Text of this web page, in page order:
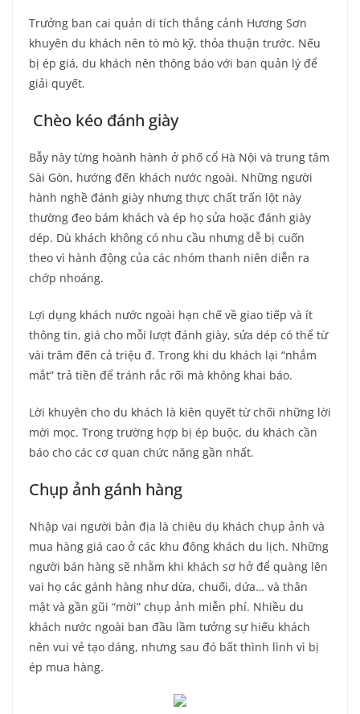
Trưởng ban cai quản di tích thắng cảnh Hương Sơn
khuyên du khách nên tò mò kỹ, thỏa thuận trước. Nếu
bị ép giá, du khách nên thông báo với ban quản lý để
giải quyết.
Chèo kéo đánh giày
Bẫy này từng hoành hành ở phố cổ Hà Nội và trung tâm
Sài Gòn, hướng đến khách nước ngoài. Những người
hành nghề đánh giày nhưng thực chất trấn lột này
thường đeo bám khách và ép họ sửa hoặc đánh giày
dép. Dù khách không có nhu cầu nhưng dễ bị cuốn
theo vì hành động của các nhóm thanh niên diễn ra
chớp nhoáng.
Lợi dụng khách nước ngoài hạn chế về giao tiếp và ít
thông tin, giá cho mỗi lượt đánh giày, sửa dép có thể từ
vài trăm đến cả triệu đ. Trong khi du khách lại “nhắm
mắt” trả tiền để tránh rắc rối mà không khai báo.
Lời khuyên cho du khách là kiên quyết từ chối những lời
mời mọc. Trong trường hợp bị ép buộc, du khách cần
báo cho các cơ quan chức năng gần nhất.
Chụp ảnh gánh hàng
Nhập vai người bản địa là chiêu dụ khách chụp ảnh và
mua hàng giá cao ở các khu đông khách du lịch. Những
người bán hàng sẽ nhằm khi khách sơ hở để quàng lên
vai họ các gánh hàng như dừa, chuối, dứa… và thân
mật và gần gũi “mời” chụp ảnh miễn phí. Nhiều du
khách nước ngoài ban đầu lầm tưởng sự hiếu khách
nên vui vẻ tạo dáng, nhưng sau đó bất thình lình vì bị
ép mua hàng.